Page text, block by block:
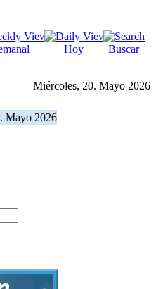
Hoy Buscar
Miércoles, 20. Mayo 2026
Mayo 2026